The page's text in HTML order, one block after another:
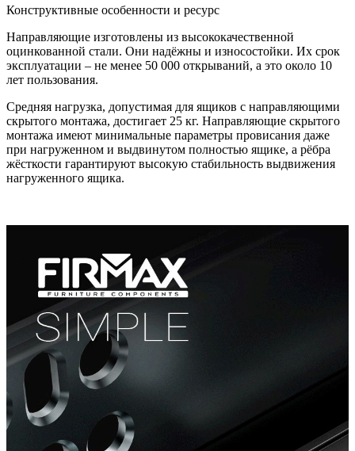
Конструктивные особенности и ресурс
Направляющие изготовлены из высококачественной
оцинкованной стали. Они надёжны и износостойки. Их срок
эксплуатации – не менее 50 000 открываний, а это около 10
лет пользования.
Средняя нагрузка, допустимая для ящиков с направляющими
скрытого монтажа, достигает 25 кг. Направляющие скрытого
монтажа имеют минимальные параметры провисания даже
при нагруженном и выдвинутом полностью ящике, а рёбра
жёсткости гарантируют высокую стабильность выдвижения
нагруженного ящика.